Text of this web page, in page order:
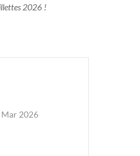
2026 !
Mar 2026